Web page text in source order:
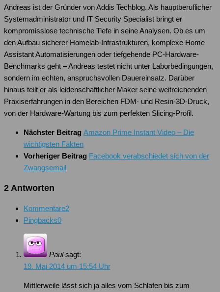
Andreas ist der Gründer von Addis Techblog. Als hauptberuflicher
Systemadministrator und IT Security Specialist bringt er
kompromisslose technische Tiefe in seine Analysen. Ob es um
den Aufbau sicherer Homelab-Infrastrukturen, komplexe Home
Assistant Automatisierungen oder tiefgehende PC-Hardware-
Benchmarks geht – Andreas testet nicht unter Laborbedingungen,
sondern im echten, anspruchsvollen Dauereinsatz. Darüber
hinaus teilt er als leidenschaftlicher Maker seine weitreichenden
Praxiserfahrungen in den Bereichen FDM- und Resin-3D-Druck,
von der Hardware-Wartung bis zum perfekten Slicing-Profil.
Nächster Beitrag Amazon Prime Instant Video – Die
wichtigsten Fakten
Vorheriger Beitrag Facebook verabschiedet sich von der
Zwangsemail
2 Antworten
Kommentare2
Pingbacks0
Paul sagt:
19. Mai 2014 um 15:54 Uhr
Mittlerweile lässt sich ja alles vom Schlafen bis zum